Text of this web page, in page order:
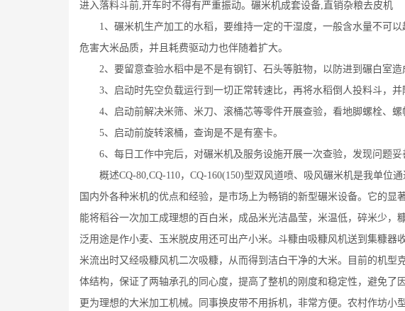
进入落料斗前,开车时不得有严重振动。碾米机成套设备,直销杂粮去皮机
1、碾米机生产加工的水稻，要维持一定的干湿度，一般含水量不可以
危害大米品质，并且耗费驱动力也伴随着扩大。
2、要留意查验水稻中是不是有钢钉、石头等脏物，以防进到碾白室造
3、启动时先空负载运行到一切正常转速比，再将水稻倒人投料斗，并
4、启动前解决米筛、米刀、滚桶芯等零件开展查验，看地脚螺栓、螺
5、启动前旋转滚桶，查询是不是有塞卡。
6、每日工作中完后，对碾米机及服务设施开展一次查验，发现问题妥
概述CQ-80,CQ-110，CQ-160(150)型双风道喷、吸风碾米机是我单位
国内外各种米机的优点和经验，是市场上为畅销的新型碾米设备。它的显
能将稻谷一次加工成理想的百白米，成品米光洁晶莹，米温低，碎米少，
泛用途是作小麦、玉米脱皮用还可出产小米。斗糠由吸糠风机送到集糠器
米流出时又经吸糠风机二次吸糠，从而得到洁白干净的大米。目前的机型
体结构，保证了两轴承孔的同心度，提高了整机的刚度和稳定性，避免了
更为理想的大米加工机械。同事换皮带不用拆机，非常方便。农村作坊小